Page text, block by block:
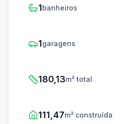
1banheiros
1garagens
180,13m² total
111,47m² construída